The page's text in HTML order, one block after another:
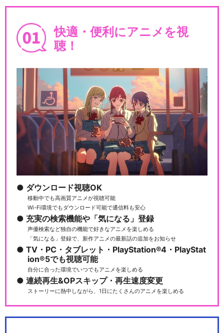
デュエル・マスターズ(2017)
デュエル・マスターズ！
デュエル・マスターズ！！
デュエル・マスターズ キング
デュエル・マスターズ キン
グ！
快適・便利にアニメを視
聴！
ダウンロード視聴OK
移動中でも高画質アニメが視聴可能
Wi-Fi環境でもダウンロード可能で通信料も安心
充実の検索機能や「気になる」登録
声優検索など独自の機能で好きなアニメを楽しめる
「気になる」登録で、新作アニメの最新話の追加をお知らせ
TV・PC・タブレット・PlayStation®4・PlayStat
ion®5でも視聴可能
自分に合った環境でいつでもアニメを楽しめる
連続再生&OPスキップ・再生速度変更
ストーリーに熱中しながら、1日にたくさんのアニメを楽しめる